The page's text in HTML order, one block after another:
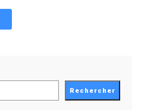
Rechercher